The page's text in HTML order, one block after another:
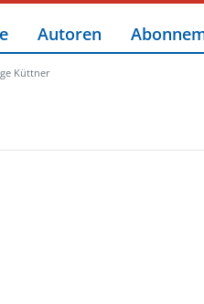
Autoren
Küttner